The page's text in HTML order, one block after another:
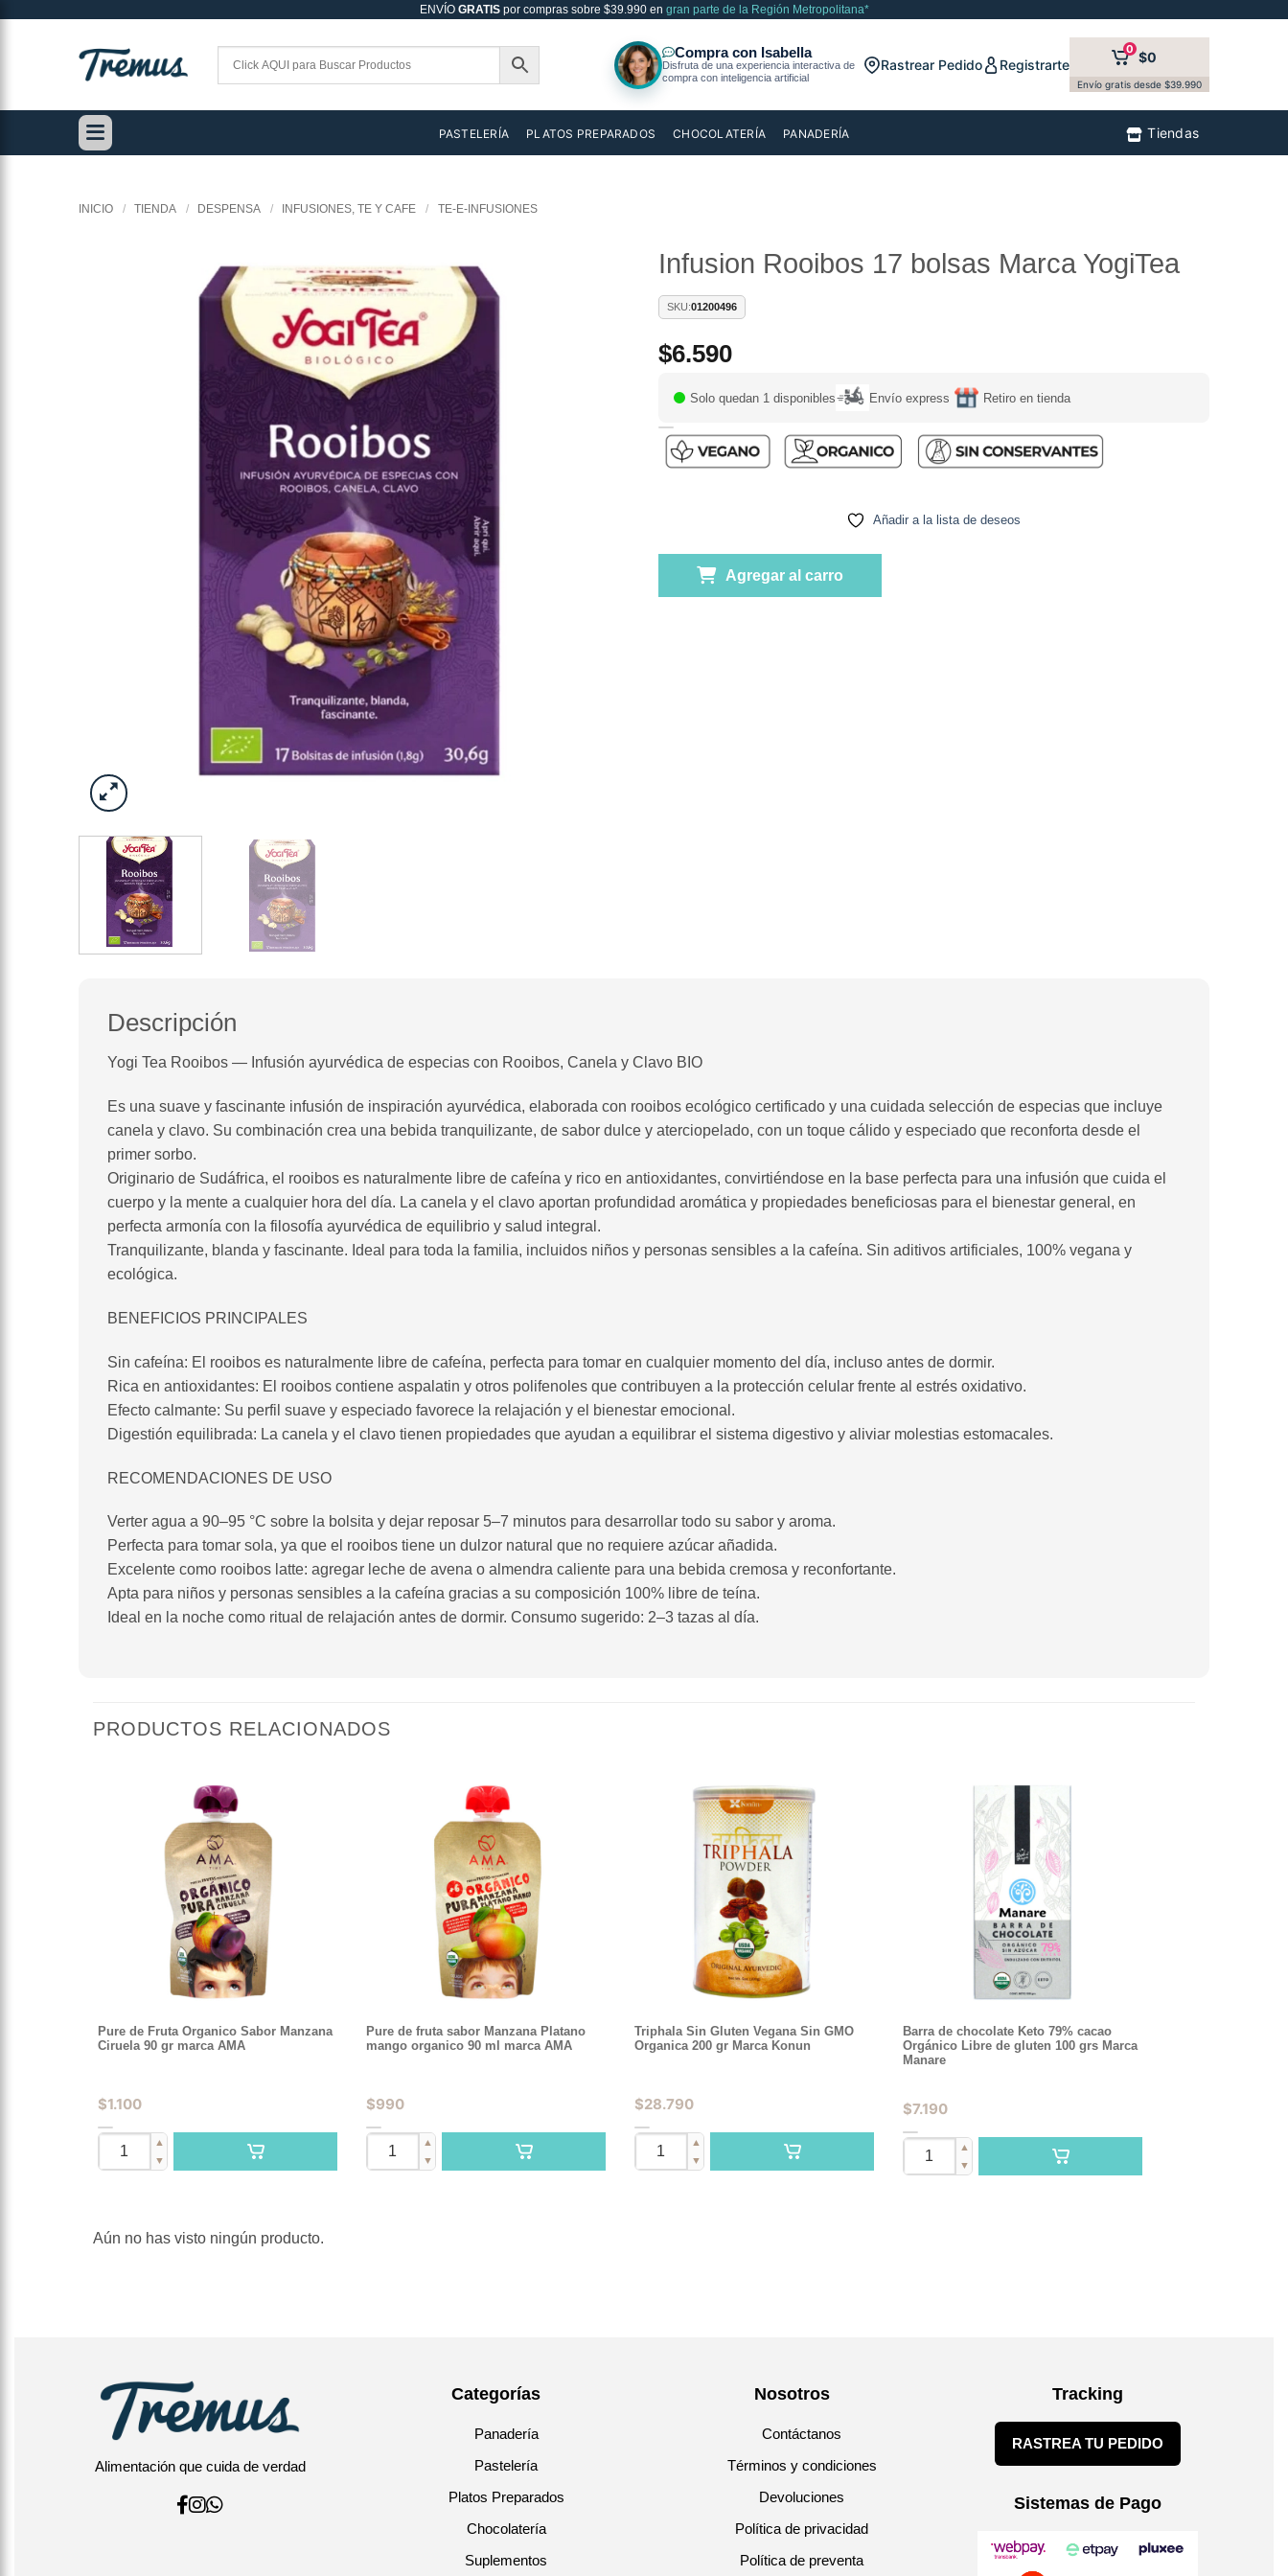
ENVÍO GRATISpor compras sobre $39.990 en gran parte de la Región Metropolitana*
Rastrear Pedido Registrarte
0 $0
Envío gratis desde $39.990
PASTELERÍA PLATOS PREPARADOS CHOCOLATERÍA PANADERÍA Tiendas
INICIO / TIENDA / DESPENSA / INFUSIONES, TE Y CAFE / TE-E-INFUSIONES
Infusion Rooibos 17 bolsas Marca YogiTea
SKU:01200496
$6.590
Solo quedan 1 disponibles Envío express Retiro en tienda
Añadir a la lista de deseos
Agregar al carro
Descripción
Yogi Tea Rooibos — Infusión ayurvédica de especias con Rooibos, Canela y Clavo BIO
Es una suave y fascinante infusión de inspiración ayurvédica, elaborada con rooibos ecológico certificado y una cuidada selección de especias que incluye
canela y clavo. Su combinación crea una bebida tranquilizante, de sabor dulce y aterciopelado, con un toque cálido y especiado que reconforta desde el
primer sorbo.
Originario de Sudáfrica, el rooibos es naturalmente libre de cafeína y rico en antioxidantes, convirtiéndose en la base perfecta para una infusión que cuida el
cuerpo y la mente a cualquier hora del día. La canela y el clavo aportan profundidad aromática y propiedades beneficiosas para el bienestar general, en
perfecta armonía con la filosofía ayurvédica de equilibrio y salud integral.
Tranquilizante, blanda y fascinante. Ideal para toda la familia, incluidos niños y personas sensibles a la cafeína. Sin aditivos artificiales, 100% vegana y
ecológica.
BENEFICIOS PRINCIPALES
Sin cafeína: El rooibos es naturalmente libre de cafeína, perfecta para tomar en cualquier momento del día, incluso antes de dormir.
Rica en antioxidantes: El rooibos contiene aspalatin y otros polifenoles que contribuyen a la protección celular frente al estrés oxidativo.
Efecto calmante: Su perfil suave y especiado favorece la relajación y el bienestar emocional.
Digestión equilibrada: La canela y el clavo tienen propiedades que ayudan a equilibrar el sistema digestivo y aliviar molestias estomacales.
RECOMENDACIONES DE USO
Verter agua a 90–95 °C sobre la bolsita y dejar reposar 5–7 minutos para desarrollar todo su sabor y aroma.
Perfecta para tomar sola, ya que el rooibos tiene un dulzor natural que no requiere azúcar añadida.
Excelente como rooibos latte: agregar leche de avena o almendra caliente para una bebida cremosa y reconfortante.
Apta para niños y personas sensibles a la cafeína gracias a su composición 100% libre de teína.
Ideal en la noche como ritual de relajación antes de dormir. Consumo sugerido: 2–3 tazas al día.
PRODUCTOS RELACIONADOS
Pure de Fruta Organico Sabor Manzana
Ciruela 90 gr marca AMA
$1.100
▲
▼
Pure de fruta sabor Manzana Platano
mango organico 90 ml marca AMA
$990
▲
▼
Triphala Sin Gluten Vegana Sin GMO
Organica 200 gr Marca Konun
$28.790
▲
▼
Barra de chocolate Keto 79% cacao
Orgánico Libre de gluten 100 grs Marca
Manare
$7.190
▲
▼
Aún no has visto ningún producto.
Alimentación que cuida de verdad
Categorías
Panadería
Pastelería
Platos Preparados
Chocolatería
Suplementos
Nosotros
Contáctanos
Términos y condiciones
Devoluciones
Política de privacidad
Política de preventa
Tracking
RASTREA TU PEDIDO
Sistemas de Pago